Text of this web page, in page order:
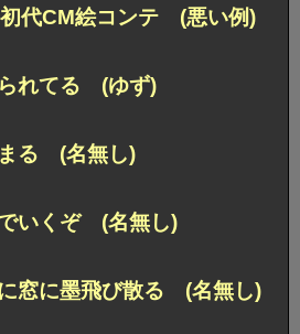
初代CM絵コンテ (悪い例)
れてる (ゆず)
る (名無し)
いくぞ (名無し)
窓に墨飛び散る (名無し)